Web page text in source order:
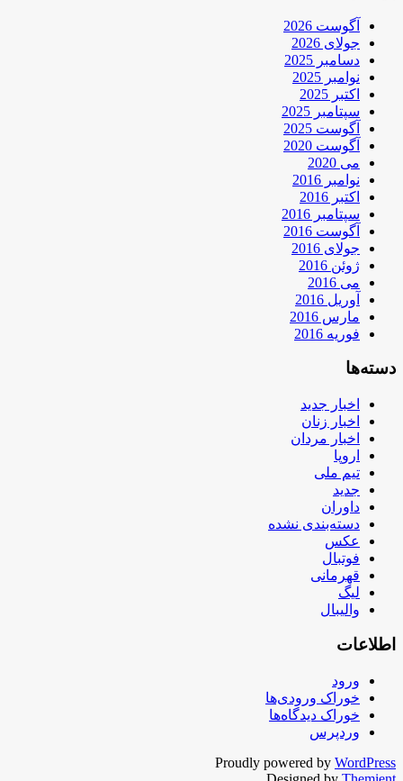
آگوست 2026
جولای 2026
دسامبر 2025
نوامبر 2025
اکتبر 2025
سپتامبر 2025
آگوست 2025
آگوست 2020
می 2020
نوامبر 2016
اکتبر 2016
سپتامبر 2016
آگوست 2016
جولای 2016
ژوئن 2016
می 2016
آوریل 2016
مارس 2016
فوریه 2016
دسته‌ها
اخبار جدید
اخبار زنان
اخبار مردان
اروپا
تیم ملی
جدید
داوران
دسته‌بندی نشده
عکس
فوتبال
قهرمانی
لیگ
والیبال
اطلاعات
ورود
خوراک ورودی‌ها
خوراک دیدگاه‌ها
وردپرس
Proudly powered by WordPress